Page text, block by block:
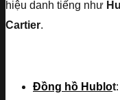
hiệu danh tiếng như
Cartier.
Đồng hồ Hublot